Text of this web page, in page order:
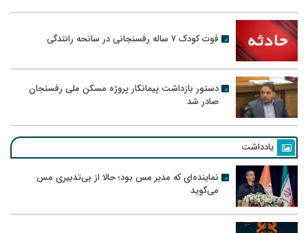
فوت کودک ۷ ساله رفسنجانی در سانحه رانندگی
دستور بازداشت پیمانکار پروژه مسکن ملی رفسنجان
صادر شد
یادداشت
نماینده‌ای که مدیر مس بود؛ حالا از بی‌تدبیری مس
می‌گوید